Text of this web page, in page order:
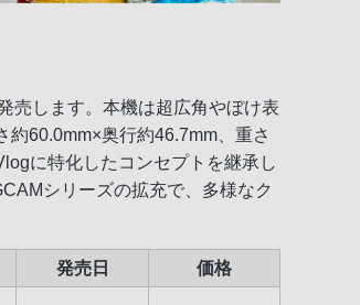
売します。本機は超広角やぼけ表
60.0mm×奥行約46.7mm、重さ
に特化したコンセプトを継承し
シリーズの拡充で、多様なク
発売日
価格